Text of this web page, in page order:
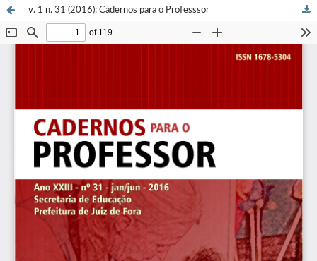
v. 1 n. 31 (2016): Cadernos para o Professsor